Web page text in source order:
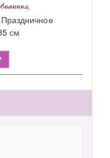
см